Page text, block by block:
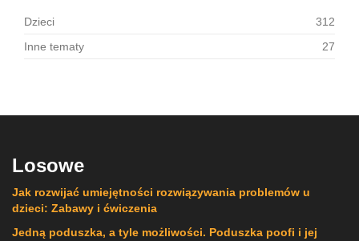
Dzieci
312
Inne tematy
27
Losowe
Jak rozwijać umiejętności rozwiązywania problemów u
dzieci: Zabawy i ćwiczenia
Jedną poduszka, a tyle możliwości. Poduszka poofi i jej